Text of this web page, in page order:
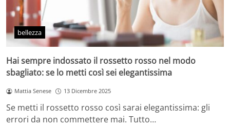
bellezza
Hai sempre indossato il rossetto rosso nel modo
sbagliato: se lo metti così sei elegantissima
Mattia Senese 13 Dicembre 2025
Se metti il rossetto rosso così sarai elegantissima: gli
errori da non commettere mai. Tutto…